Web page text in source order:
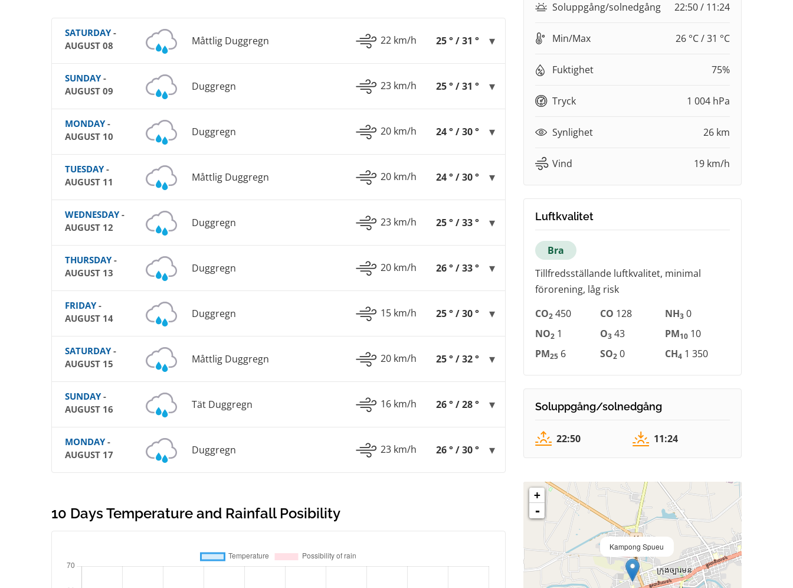
SATURDAY-
AUGUST 08
Måttlig Duggregn 22 km/h 25 ° / 31 °
SUNDAY-
AUGUST 09
Duggregn 23 km/h 25 ° / 31 °
MONDAY-
AUGUST 10
Duggregn 20 km/h 24 ° / 30 °
TUESDAY-
AUGUST 11
Måttlig Duggregn 20 km/h 24 ° / 30 °
WEDNESDAY-
AUGUST 12
Duggregn 23 km/h 25 ° / 33 °
THURSDAY-
AUGUST 13
Duggregn 20 km/h 26 ° / 33 °
FRIDAY-
AUGUST 14
Duggregn 15 km/h 25 ° / 30 °
SATURDAY-
AUGUST 15
Måttlig Duggregn 20 km/h 25 ° / 32 °
SUNDAY-
AUGUST 16
Tät Duggregn 16 km/h 26 ° / 28 °
MONDAY-
AUGUST 17
Duggregn 23 km/h 26 ° / 30 °
10 Days Temperature and Rainfall Posibility
Soluppgång/solnedgång 22:50 / 11:24
Min/Max 26 °C / 31 °C
Fuktighet 75%
Tryck 1 004 hPa
Synlighet 26 km
Vind 19 km/h
Luftkvalitet
Bra
Tillfredsställande luftkvalitet, minimal
förorening, låg risk
CO2 450 CO 128 NH3 0
NO2 1 O3 43 PM10 10
PM25 6 SO2 0 CH4 1 350
Soluppgång/solnedgång
22:50 11:24
Kampong Spueu
+
-